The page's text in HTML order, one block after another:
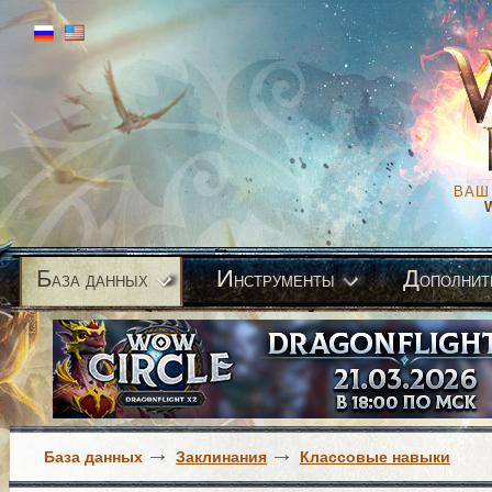
ВАШ
База данных Инструменты Д
База данных Заклинания Классовые навыки